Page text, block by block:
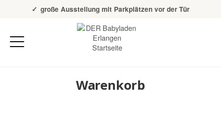
Über 20 Jahre Erfahrung
große Ausstellung mit Parkplätzen vor der Tür
Warenkorb